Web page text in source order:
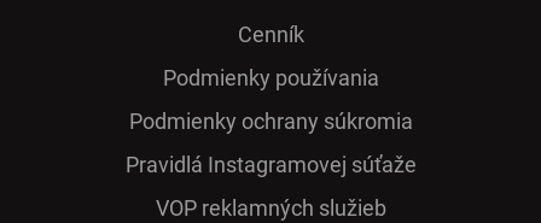
Cenník
Podmienky používania
Podmienky ochrany súkromia
Pra­vidlá Ins­ta­gra­mo­vej sú­ťaže
VOP reklamných služieb